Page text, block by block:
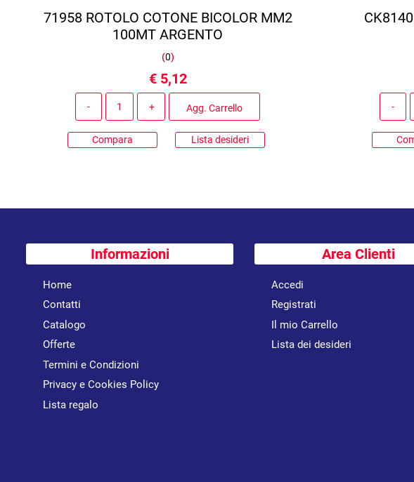
71958 ROTOLO COTONE BICOLOR MM2
100MT ARGENTO
(0)
€ 5,12
Agg. Carrello
Compara Lista desideri
Informazioni
Home
Contatti
Catalogo
Offerte
Termini e Condizioni
Privacy e Cookies Policy
Lista regalo
Area Clienti
Accedi
Registrati
Il mio Carrello
Lista dei desideri